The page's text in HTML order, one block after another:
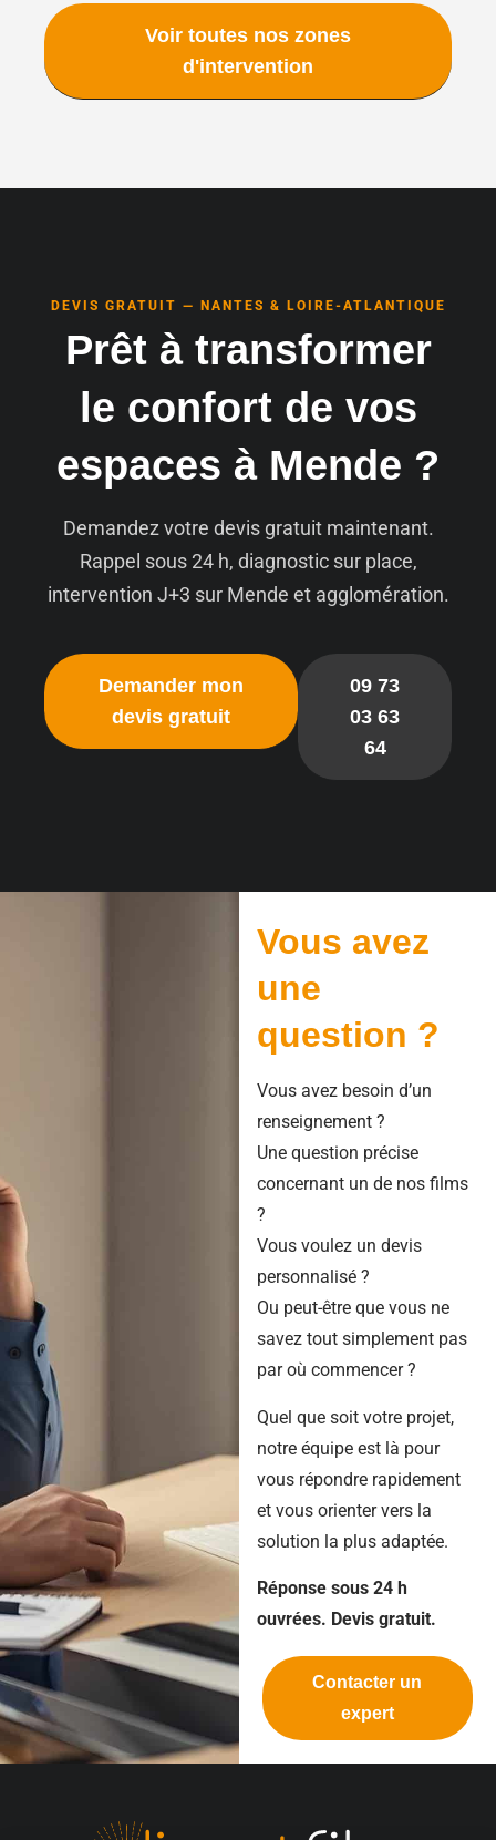
Voir toutes nos zones
d'intervention
DEVIS GRATUIT — NANTES & LOIRE-ATLANTIQUE
Prêt à transformer
le confort de vos
espaces à Mende ?
Demandez votre devis gratuit maintenant.
Rappel sous 24 h, diagnostic sur place,
intervention J+3 sur Mende et agglomération.
Demander mon
devis gratuit
09 73
03 63
64
Vous avez
une
question ?
Vous avez besoin d’un
renseignement ?
Une question précise
concernant un de nos films
?
Vous voulez un devis
personnalisé ?
Ou peut-être que vous ne
savez tout simplement pas
par où commencer ?
Quel que soit votre projet,
notre équipe est là pour
vous répondre rapidement
et vous orienter vers la
solution la plus adaptée.
Réponse sous 24 h
ouvrées. Devis gratuit.
Contacter un
expert